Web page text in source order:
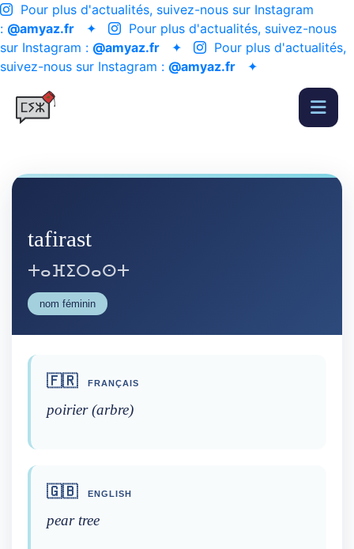
Pour plus d'actualités, suivez-nous sur Instagram
: @amyaz.fr ✦
Pour plus d'actualités, suivez-nous
sur Instagram : @amyaz.fr ✦
Pour plus d'actualités,
suivez-nous sur Instagram : @amyaz.fr ✦
tafirast
ⵜⴰⴼⵉⵔⴰⵙⵜ
nom féminin
🇫🇷 FRANÇAIS
poirier (arbre)
🇬🇧 ENGLISH
pear tree